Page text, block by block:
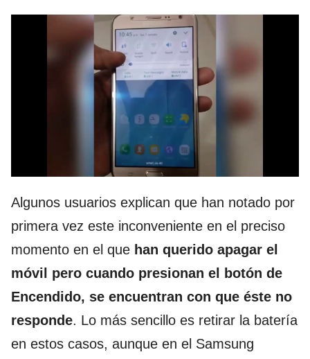
Algunos usuarios explican que han notado por
primera vez este inconveniente en el preciso
momento en el que han querido apagar el
móvil pero cuando presionan el botón de
Encendido, se encuentran con que éste no
responde. Lo más sencillo es retirar la batería
en estos casos, aunque en el Samsung